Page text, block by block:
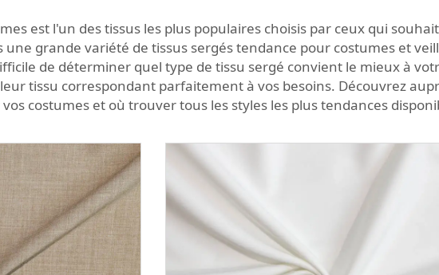
est l'un des tissus les plus populaires choisis par ceux qui
grande variété de tissus sergés tendance pour costumes et
de déterminer quel type de tissu sergé convient le mieux à
tissu correspondant parfaitement à vos besoins. Découvrez
costumes et où trouver tous les styles les plus tendances